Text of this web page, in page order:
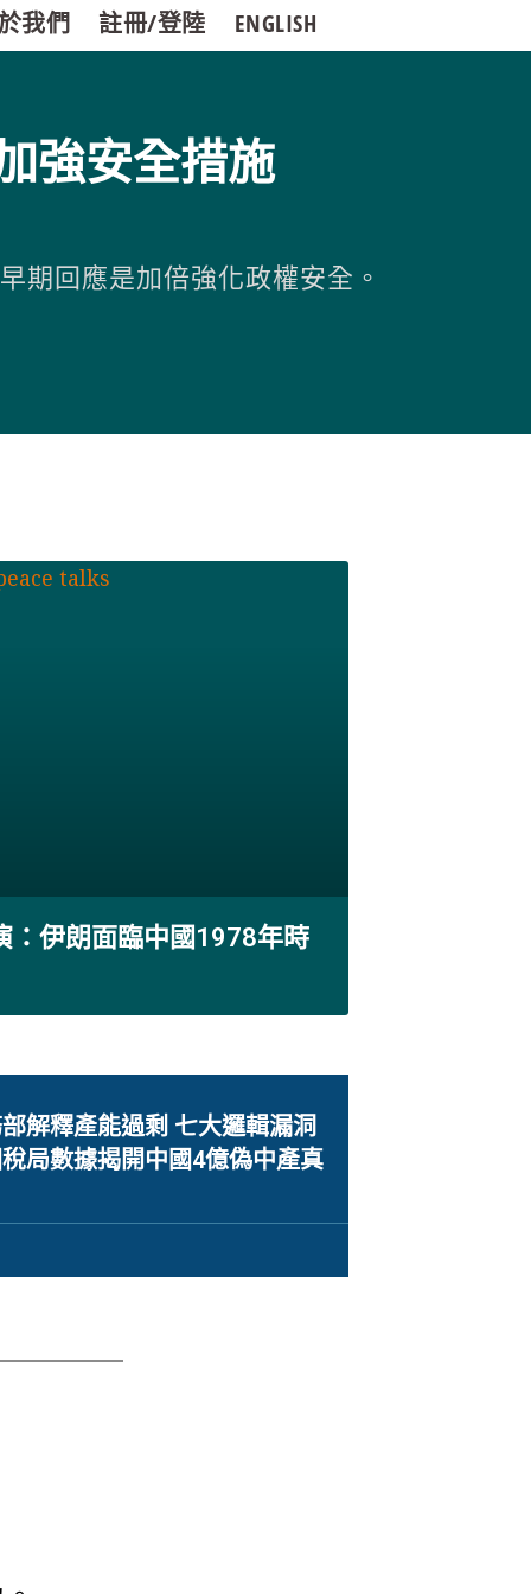
我們 註冊/登陸 ENGLISH
強安全措施
期回應是加倍強化政權安全。
：伊朗面臨中國1978年時
解釋產能過剩 七大邏輯漏洞
局數據揭開中國4億偽中產真